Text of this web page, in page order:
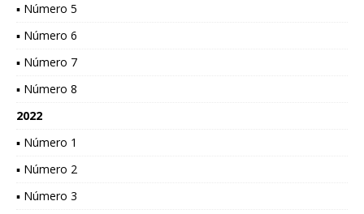
▪ Número 5
▪ Número 6
▪ Número 7
▪ Número 8
2022
▪ Número 1
▪ Número 2
▪ Número 3